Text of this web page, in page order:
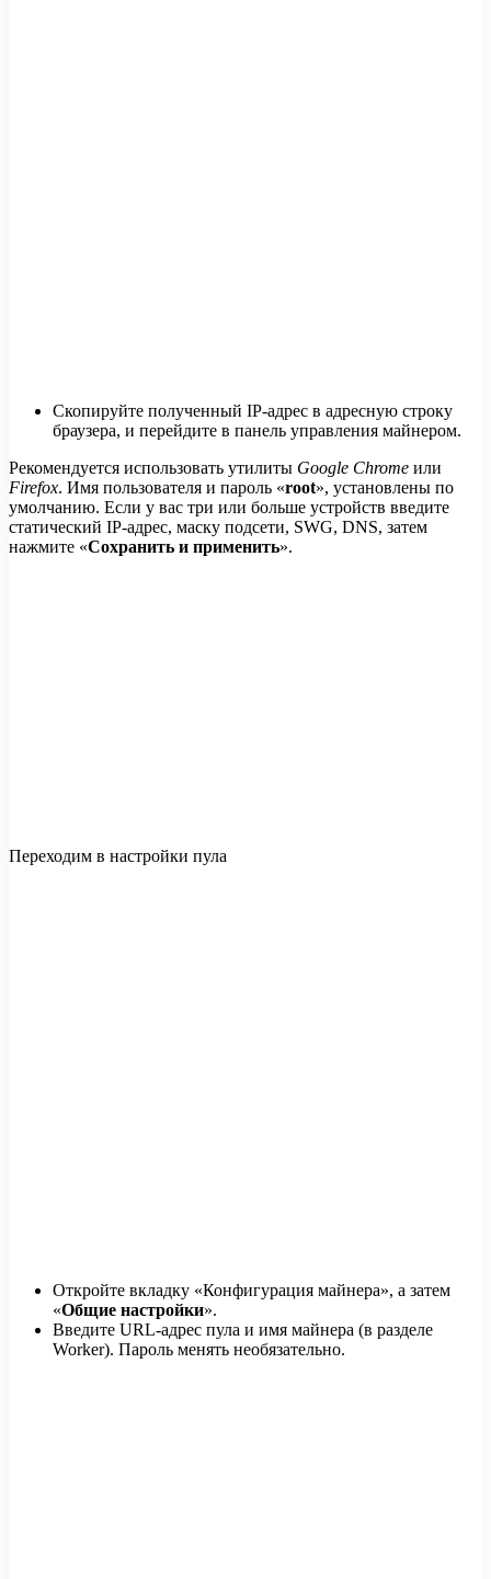
Скопируйте полученный IP-адрес в адресную строку
браузера, и перейдите в панель управления майнером.
Рекомендуется использовать утилиты Google Chrome или
Firefox. Имя пользователя и пароль «root», установлены по
умолчанию. Если у вас три или больше устройств введите
статический IP-адрес, маску подсети, SWG, DNS, затем
нажмите «Сохранить и применить».
Переходим в настройки пула
Откройте вкладку «Конфигурация майнера», а затем
«Общие настройки».
Введите URL-адрес пула и имя майнера (в разделе
Worker). Пароль менять необязательно.